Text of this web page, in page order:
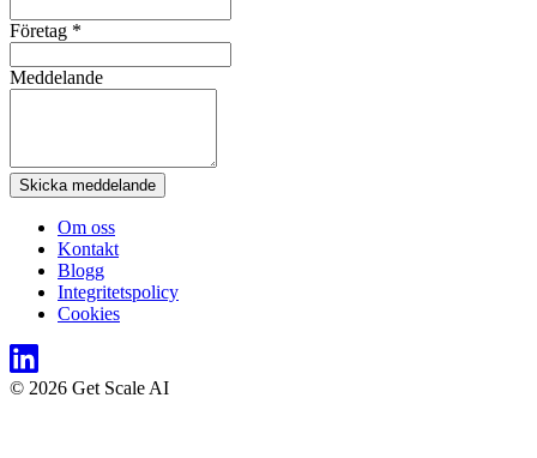
Företag *
Meddelande
Skicka meddelande
Om oss
Kontakt
Blogg
Integritetspolicy
Cookies
© 2026 Get Scale AI